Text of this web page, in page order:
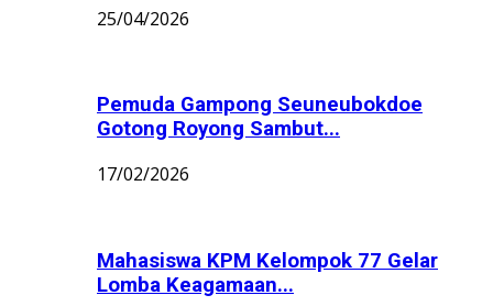
25/04/2026
Pemuda Gampong Seuneubokdoe
Gotong Royong Sambut...
17/02/2026
Mahasiswa KPM Kelompok 77 Gelar
Lomba Keagamaan...